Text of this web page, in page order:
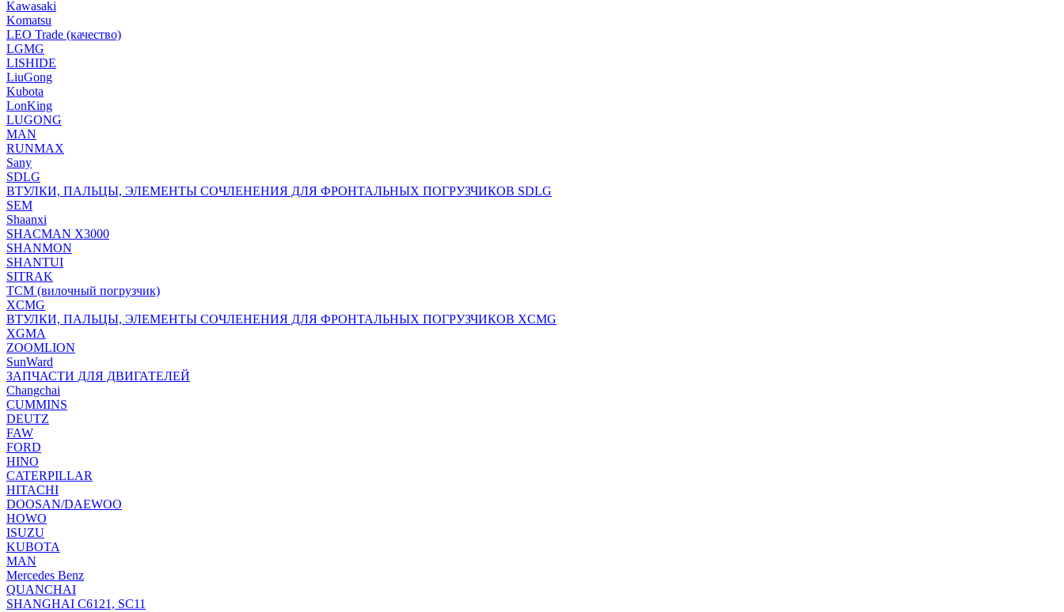
Kawasaki
Komatsu
LEO Trade (качество)
LGMG
LISHIDE
LiuGong
Kubota
LonKing
LUGONG
MAN
RUNMAX
Sany
SDLG
ВТУЛКИ, ПАЛЬЦЫ, ЭЛЕМЕНТЫ СОЧЛЕНЕНИЯ ДЛЯ ФРОНТАЛЬНЫХ ПОГРУЗЧИКОВ SDLG
SEM
Shaanxi
SHACMAN X3000
SHANMON
SHANTUI
SITRAK
TCM (вилочный погрузчик)
XCMG
ВТУЛКИ, ПАЛЬЦЫ, ЭЛЕМЕНТЫ СОЧЛЕНЕНИЯ ДЛЯ ФРОНТАЛЬНЫХ ПОГРУЗЧИКОВ XCMG
XGMA
ZOOMLION
SunWard
ЗАПЧАСТИ ДЛЯ ДВИГАТЕЛЕЙ
Changchai
CUMMINS
DEUTZ
FAW
FORD
HINO
CATERPILLAR
HITACHI
DOOSAN/DAEWOO
HOWO
ISUZU
KUBOTA
MAN
Mercedes Benz
QUANCHAI
SHANGHAI C6121, SC11